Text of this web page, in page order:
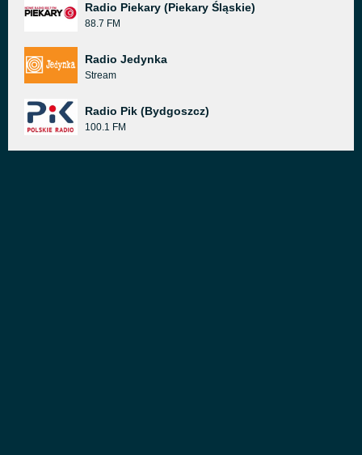
Radio Piekary (Piekary Śląskie)
88.7 FM
Radio Jedynka
Stream
Radio Pik (Bydgoszcz)
100.1 FM